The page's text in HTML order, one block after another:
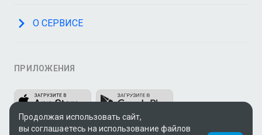
О СЕРВИСЕ
ПРИЛОЖЕНИЯ
Продолжая использовать сайт,
вы соглашаетесь на использование файлов